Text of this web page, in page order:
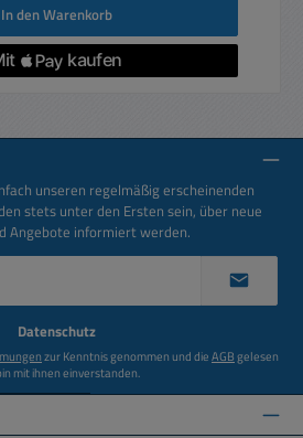
In den Warenkorb
unseren regelmäßig erscheinenden
stets unter den Ersten sein, über neue
Angebote informiert werden.
Datenschutz
zur Kenntnis genommen und dieAGBgelesen
mit ihnen einverstanden.